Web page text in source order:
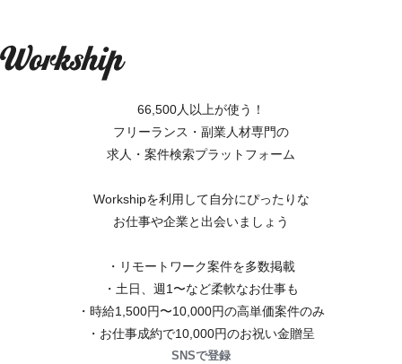
66,500人以上が使う！
フリーランス・副業人材専門の
求人・案件検索プラットフォーム
Workshipを利用して自分にぴったりな
お仕事や企業と出会いましょう
・リモートワーク案件を多数掲載
・土日、週1〜など柔軟なお仕事も
・時給1,500円〜10,000円の高単価案件のみ
・お仕事成約で10,000円のお祝い金贈呈
SNSで登録